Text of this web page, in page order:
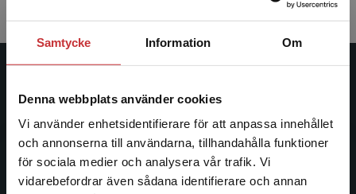
Samtycke Information Om
Denna webbplats använder cookies
Vi använder enhetsidentifierare för att anpassa innehållet
och annonserna till användarna, tillhandahålla funktioner
för sociala medier och analysera vår trafik. Vi
vidarebefordrar även sådana identifierare och annan
Begränsad fraktregion
Studentlitteratur grundades 1963 och är idag Sveriges
ledande utbildningsförlag. Med läromedel, kurslitteratur,
facklitteratur, utbildningar och digitala
informationstjänster i utbudet, finns Studentlitteratur med